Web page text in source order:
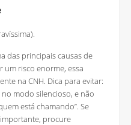
das principais causas de
um risco enorme, essa
na CNH. Dica para evitar:
modo silencioso, e não
está chamando”. Se
procure